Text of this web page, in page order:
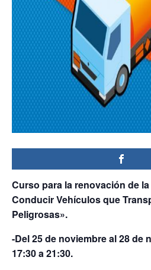
Curso para la renovación de
Conducir Vehículos que
Peligrosas».
-Del 25 de noviembre al 28 de
17:30 a 21:30.